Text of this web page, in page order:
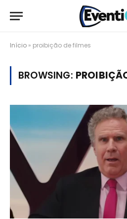
Início » proibição de filmes
BROWSING: